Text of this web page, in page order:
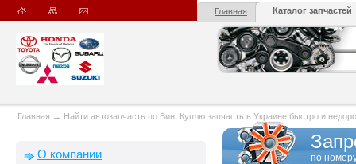
Главная Каталог запчастей
Главная → Найти автозапчасть по Вин. Куплю запчасть в Украине быстро и
О компании по